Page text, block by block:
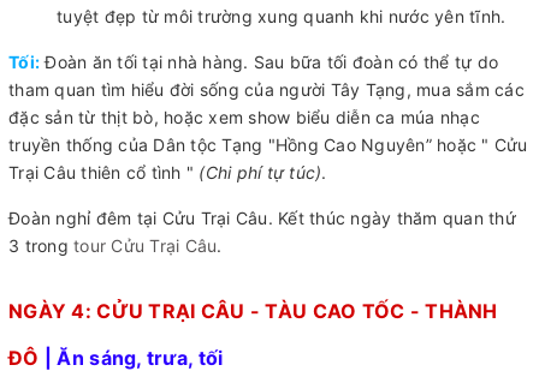
tuyệt đẹp từ môi trường xung quanh khi nước yên tĩnh.
Tối:Đoàn ăn tối tại nhà hàng. Sau bữa tối đoàn có thể tự do
tham quan tìm hiểu đời sống của người Tây Tạng, mua sắm các
đặc sản từ thịt bò, hoặc xem show biểu diễn ca múa nhạc
truyền thống của Dân tộc Tạng "Hồng Cao Nguyên” hoặc " Cửu
Trại Câu thiên cổ tình " (Chi phí tự túc).
Đoàn nghỉ đêm tại Cửu Trại Câu. Kết thúc ngày thăm quan thứ
3 trong tour Cửu Trại Câu.
NGÀY 4: CỬU TRẠI CÂU - TÀU CAO TỐC - THÀNH
ĐÔ
| Ăn sáng, trưa, tối